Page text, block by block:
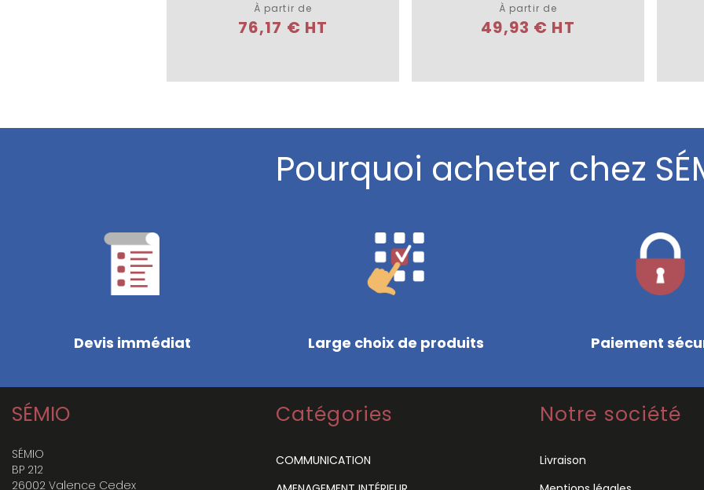
À partir de
76,17 € HT
À partir de
49,93 € HT
Pourquoi acheter chez
Devis immédiat Large choix de produits Paiement
SÉMIO
SÉMIO
BP 212
26002 Valence Cedex
Catégories
COMMUNICATION
Notre société
Livraison